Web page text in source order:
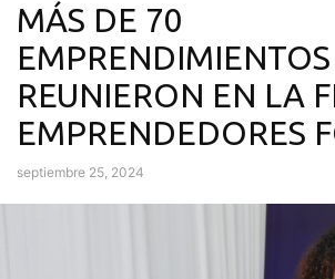
MÁS DE 70
EMPRENDIMIENTOS
REUNIERON EN LA
EMPRENDEDORES
septiembre 25, 2024